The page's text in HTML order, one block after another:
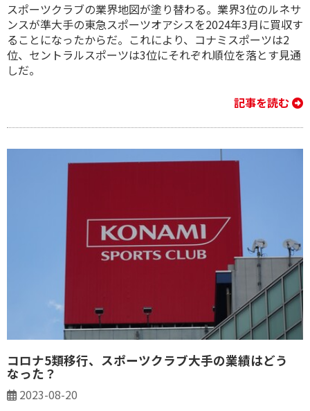
スポーツクラブの業界地図が塗り替わる。業界3位のルネサ
ンスが準大手の東急スポーツオアシスを2024年3月に買収す
ることになったからだ。これにより、コナミスポーツは2
位、セントラルスポーツは3位にそれぞれ順位を落とす見通
しだ。
記事を読む
コロナ5類移行、スポーツクラブ大手の業績はどう
なった？
2023-08-20